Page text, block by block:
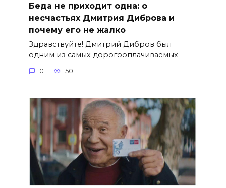
Беда не приходит одна: о
несчастьях Дмитрия Диброва и
почему его не жалко
Здравствуйте! Дмитрий Дибров был
одним из самых дорогооплачиваемых
0 50